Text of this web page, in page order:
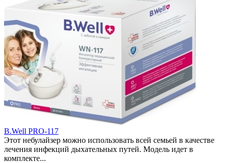
B.Well PRO-117
Этот небулайзер можно использовать всей семьей в качестве
лечения инфекций дыхательных путей. Модель идет в
комплекте...